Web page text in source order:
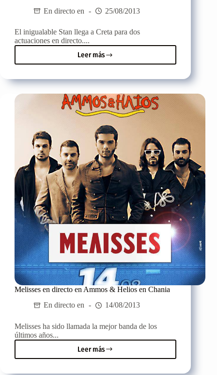
En directo en
25/08/2013
El inigualable Stan llega a Creta para dos
actuaciones en directo....
Leer más
Un
espectáculo
Stan
en
Heraklion
y
Agios
Nikolaos
Melisses en directo en Ammos & Helios en Chania
En directo en
14/08/2013
Melisses ha sido llamada la mejor banda de los
últimos años...
Leer másMelisses
en